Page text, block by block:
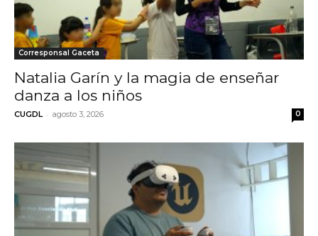
Corresponsal Gaceta
Natalia Garín y la magia de enseñar
danza a los niños
CUGDL - agosto 3, 2026 0